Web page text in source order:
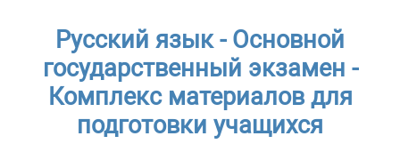
Русский язык - Основной
государственный экзамен -
Комплекс материалов для
подготовки учащихся